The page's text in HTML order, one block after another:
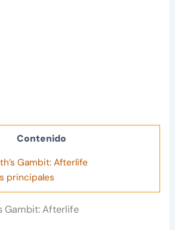
Contenido
Gambit: Afterlife
principales
Gambit: Afterlife